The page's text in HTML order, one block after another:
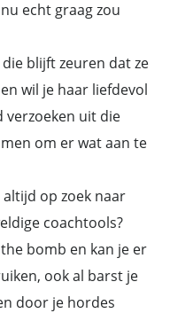
echt graag zou
blijft zeuren dat ze
wil je haar liefdevol
uit die
om er wat aan te
altijd op zoek naar
coachtools?
bomb en kan je er
ook al barst je
door je hordes